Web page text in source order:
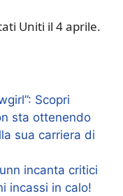
Uniti il 4 aprile.
Scopri
sta ottenendo
sua carriera di
incanta critici
incassi in calo!